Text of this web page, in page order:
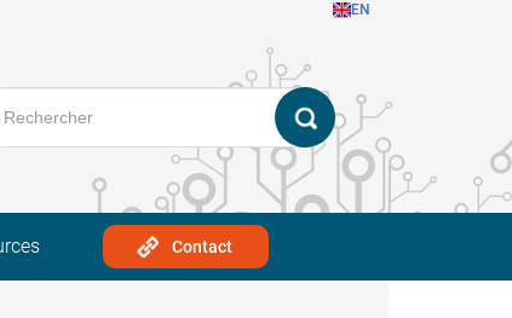
EN
Contact